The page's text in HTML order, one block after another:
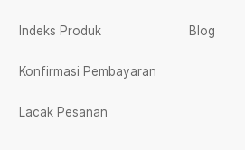
Indeks Produk
Konfirmasi Pembayaran
Lacak Pesanan
Blog